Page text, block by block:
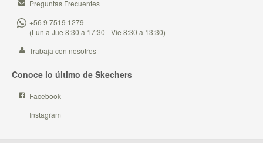
Preguntas Frecuentes
+56 9 7519 1279
(Lun a Jue 8:30 a 17:30 - Vie 8:30 a 13:30)
Trabaja con nosotros
Conoce lo último de Skechers
Facebook
Instagram